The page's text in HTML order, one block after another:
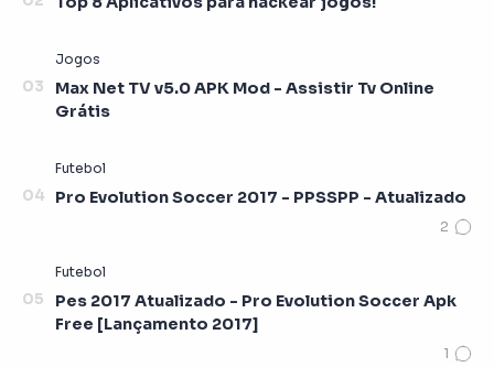
Max Net TV v5.0 APK Mod - Assistir Tv Online
Grátis
Pro Evolution Soccer 2017 - PPSSPP - Atualizado
Pes 2017 Atualizado - Pro Evolution Soccer Apk
Free [Lançamento 2017]